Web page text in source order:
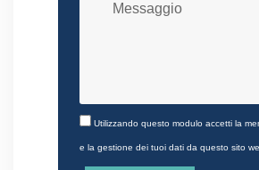
Utilizzando questo modulo accetti la
e la gestione dei tuoi dati da questo sito